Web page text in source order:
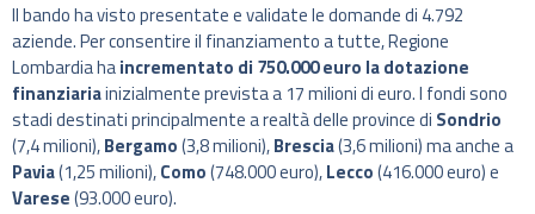
Il bando ha visto presentate e validate le domande di 4.792
aziende. Per consentire il finanziamento a tutte, Regione
Lombardia haincrementato di 750.000 euro la dotazione
finanziariainizialmente prevista a 17 milioni di euro. I fondi sono
stadi destinati principalmente a realtà delle province di Sondrio
(7,4 milioni),Bergamo(3,8 milioni),Brescia(3,6 milioni) ma anche a
Pavia(1,25 milioni),Como(748.000 euro),Lecco(416.000 euro) e
Varese(93.000 euro).